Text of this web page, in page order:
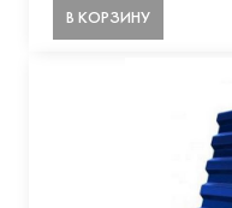
В КОРЗИНУ